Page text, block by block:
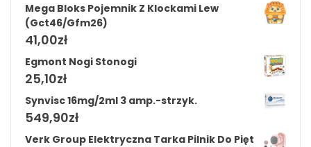
Mega Bloks Pojemnik Z Klockami Lew
(Gct46/Gfm26)
41,00zł
Egmont Nogi Stonogi
25,10zł
Synvisc 16mg/2ml 3 amp.-strzyk.
549,90zł
Verk Group Elektryczna Tarka Pilnik Do Pięt